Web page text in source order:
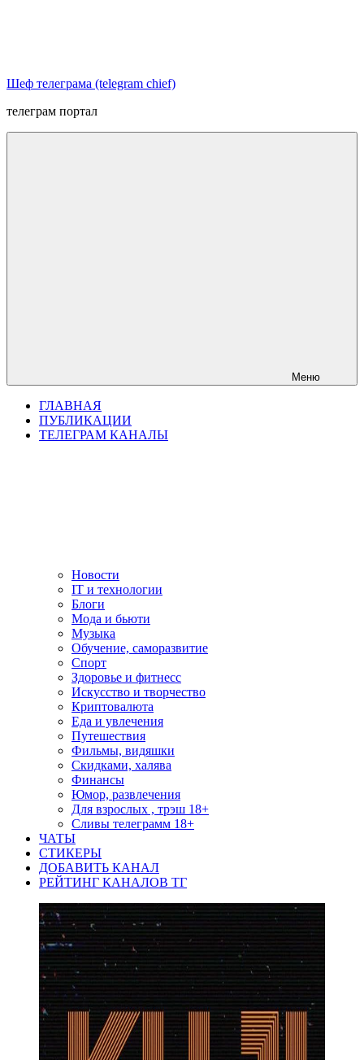
Шеф телеграма (telegram chief)
телеграм портал
Меню
ГЛАВНАЯ
ПУБЛИКАЦИИ
ТЕЛЕГРАМ КАНАЛЫ
Новости
IT и технологии
Блоги
Мода и бьюти
Музыка
Обучение, саморазвитие
Спорт
Здоровье и фитнесс
Искусство и творчество
Криптовалюта
Еда и увлечения
Путешествия
Фильмы, видяшки
Скидками, халява
Финансы
Юмор, развлечения
Для взрослых , трэш 18+
Сливы телеграмм 18+
ЧАТЫ
СТИКЕРЫ
ДОБАВИТЬ КАНАЛ
РЕЙТИНГ КАНАЛОВ ТГ